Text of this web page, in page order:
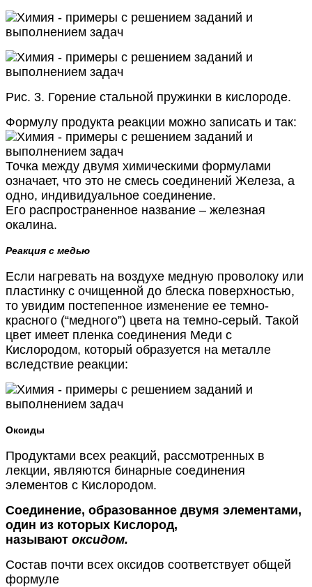
Рис. 3. Горение стальной пружинки в кислороде.
Формулу продукта реакции можно записать и так:
Точка между двумя химическими формулами
означает, что это не смесь соединений Железа, а
одно, индивидуальное соединение.
Его распространенное название – железная
окалина.
Реакция с медью
Если нагревать на воздухе медную проволоку или
пластинку с очищенной до блеска поверхностью,
то увидим постепенное изменение ее темно-
красного (“медного”) цвета на темно-серый. Такой
цвет имеет пленка соединения Меди с
Кислородом, который образуется на металле
вследствие реакции:
Оксиды
Продуктами всех реакций, рассмотренных в
лекции, являются бинарные соединения
элементов с Кислородом.
Соединение, образованное двумя элементами,
один из которых Кислород,
называют оксидом.
Состав почти всех оксидов соответствует общей
формуле